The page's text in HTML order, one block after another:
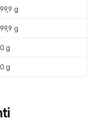
99,9 g
99,9 g
0 g
0 g